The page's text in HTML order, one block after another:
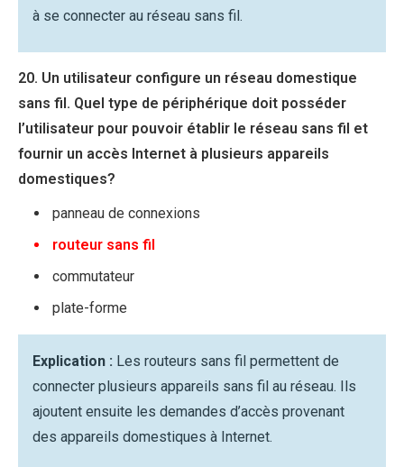
à se connecter au réseau sans fil.
20. Un utilisateur configure un réseau domestique
sans fil. Quel type de périphérique doit posséder
l’utilisateur pour pouvoir établir le réseau sans fil et
fournir un accès Internet à plusieurs appareils
domestiques?
panneau de connexions
routeur sans fil
commutateur
plate-forme
Explication : Les routeurs sans fil permettent de
connecter plusieurs appareils sans fil au réseau. Ils
ajoutent ensuite les demandes d’accès provenant
des appareils domestiques à Internet.